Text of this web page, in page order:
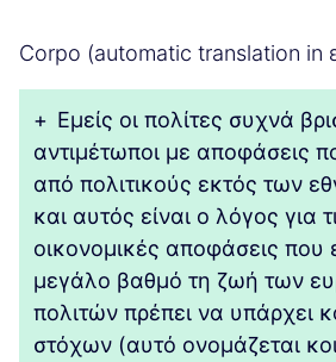
Corpo (automatic translation in
+ Εμείς οι πολίτες συχνά
αντιμέτωποι με αποφάσεις
από πολιτικούς εκτός των
και αυτός είναι ο λόγος για
οικονομικές αποφάσεις που
μεγάλο βαθμό τη ζωή των
πολιτών πρέπει να υπάρχει
στόχων (αυτό ονομάζεται